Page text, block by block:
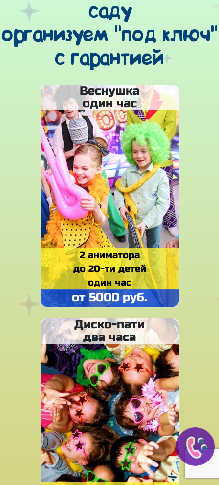
саду
организуем "под ключ"
с гарантией
Веснушка
один час
2 аниматора
до 20-ти детей
один час
от 5000 руб.
Диско-пати
два часа